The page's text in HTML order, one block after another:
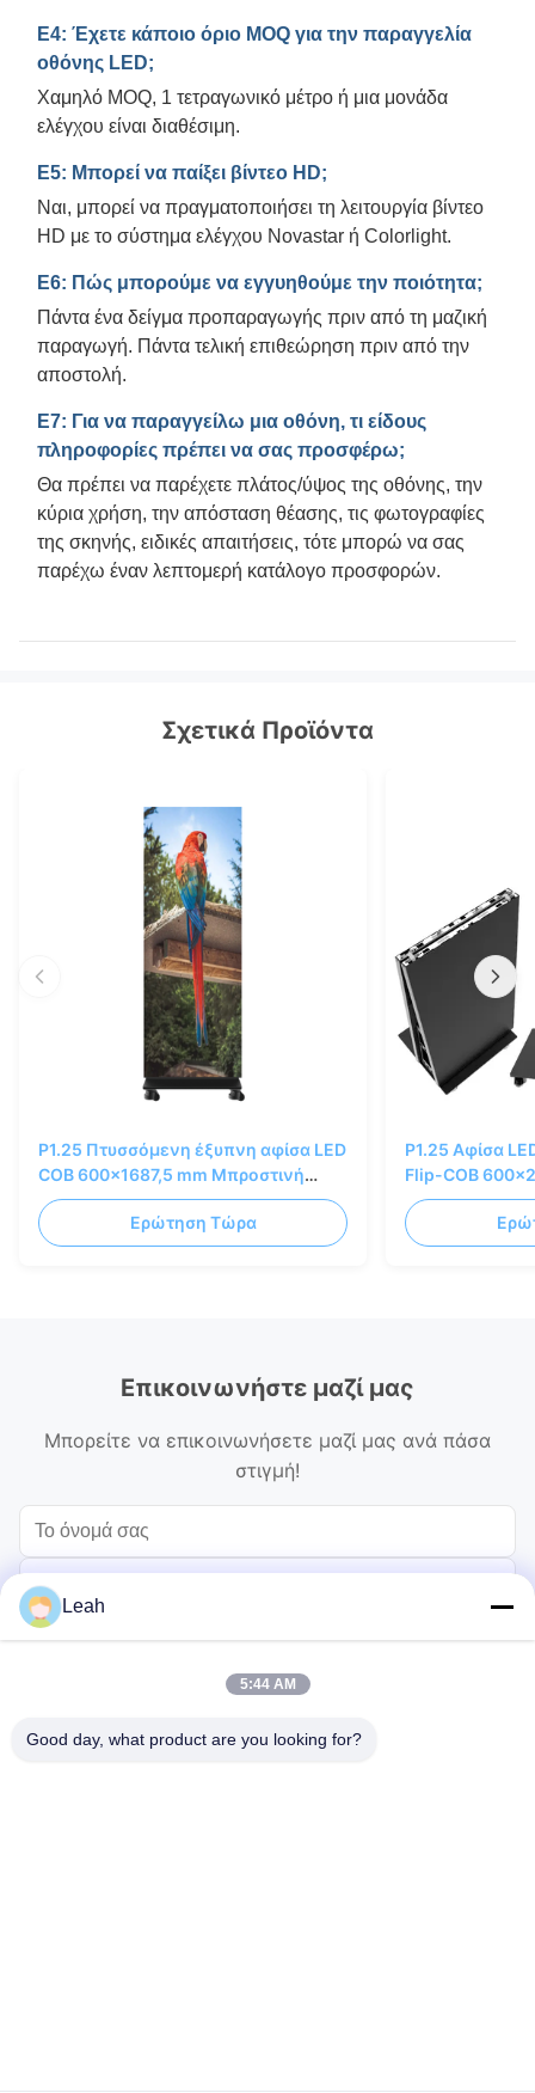
Ε4: Έχετε κάποιο όριο MOQ για την παραγγελία
οθόνης LED;
Χαμηλό MOQ, 1 τετραγωνικό μέτρο ή μια μονάδα
ελέγχου είναι διαθέσιμη.
Ε5: Μπορεί να παίξει βίντεο HD;
Ναι, μπορεί να πραγματοποιήσει τη λειτουργία βίντεο
HD με το σύστημα ελέγχου Novastar ή Colorlight.
Ε6: Πώς μπορούμε να εγγυηθούμε την ποιότητα;
Πάντα ένα δείγμα προπαραγωγής πριν από τη μαζική
παραγωγή. Πάντα τελική επιθεώρηση πριν από την
αποστολή.
Ε7: Για να παραγγείλω μια οθόνη, τι είδους
πληροφορίες πρέπει να σας προσφέρω;
Θα πρέπει να παρέχετε πλάτος/ύψος της οθόνης, την
κύρια χρήση, την απόσταση θέασης, τις φωτογραφίες
της σκηνής, ειδικές απαιτήσεις, τότε μπορώ να σας
παρέχω έναν λεπτομερή κατάλογο προσφορών.
Σχετικά Προϊόντα
P1.25 Πτυσσόμενη έξυπνη αφίσα LED
COB 600x1687,5 mm Μπροστινή
επιδαπέδια βάση
Ερώτηση Τώρα
P1.25 Αφίσα
Flip-COB
Εξοικονόμηση
υπηρεσία
Επικοινωνήστε μαζί μας
Μπορείτε να επικοινωνήσετε μαζί μας ανά πάσα
στιγμή!
Leah
5:44 AM
Good day, what product are you looking for?